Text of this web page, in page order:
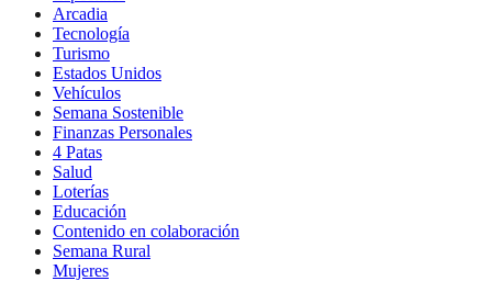
Arcadia
Tecnología
Turismo
Estados Unidos
Vehículos
Semana Sostenible
Finanzas Personales
4 Patas
Salud
Loterías
Educación
Contenido en colaboración
Semana Rural
Mujeres